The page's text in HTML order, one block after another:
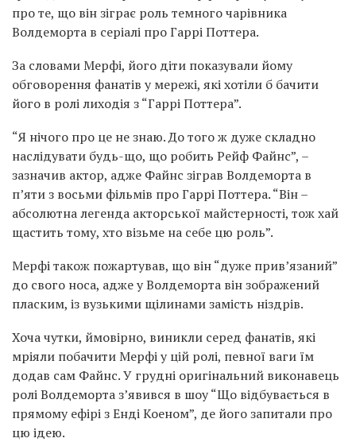
про те, що він зіграє роль темного чарівника
Волдеморта в серіалі про Гаррі Поттера.
За словами Мерфі, його діти показували йому
обговорення фанатів у мережі, які хотіли б бачити
його в ролі лиходія з “Гаррі Поттера”.
“Я нічого про це не знаю. До того ж дуже складно
наслідувати будь-що, що робить Рейф Файнс”, –
зазначив актор, адже Файнс зіграв Волдеморта в
п’яти з восьми фільмів про Гаррі Поттера. “Він –
абсолютна легенда акторської майстерності, тож хай
щастить тому, хто візьме на себе цю роль”.
Мерфі також пожартував, що він “дуже прив’язаний”
до свого носа, адже у Волдеморта він зображений
пласким, із вузькими щілинами замість ніздрів.
Хоча чутки, ймовірно, виникли серед фанатів, які
мріяли побачити Мерфі у цій ролі, певної ваги їм
додав сам Файнс. У грудні оригінальний виконавець
ролі Волдеморта з’явився в шоу “Що відбувається в
прямому ефірі з Енді Коеном”, де його запитали про
цю ідею.